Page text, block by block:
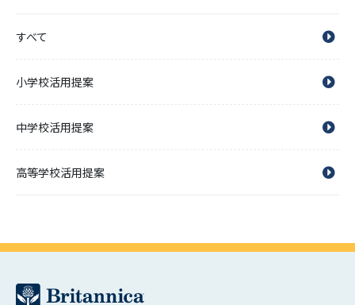
すべて
小学校活用提案
中学校活用提案
高等学校活用提案